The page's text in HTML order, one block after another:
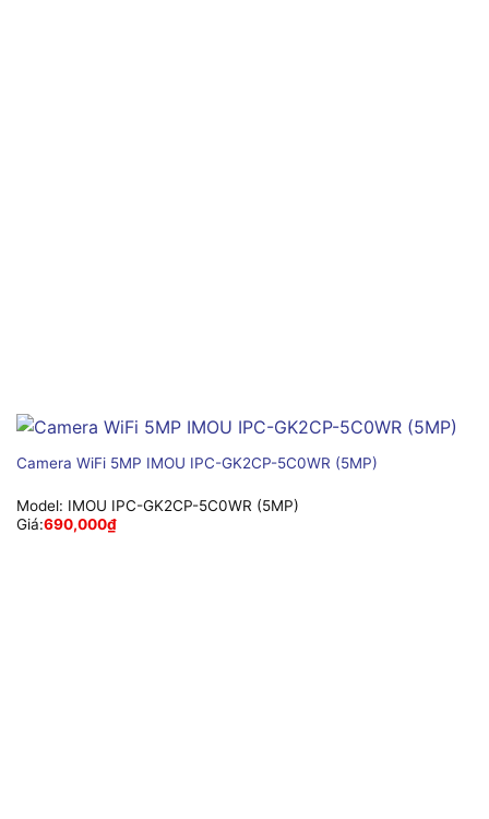
Camera WiFi 5MP IMOU IPC-GK2CP-5C0WR (5MP)
Model: IMOU IPC-GK2CP-5C0WR (5MP)
Giá:690,000₫